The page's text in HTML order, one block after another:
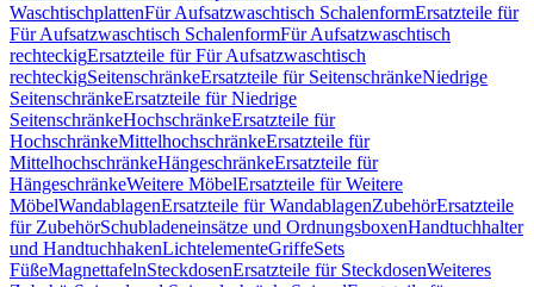
WaschtischplattenFür Aufsatzwaschtisch SchalenformErsatzteile für
Für Aufsatzwaschtisch SchalenformFür Aufsatzwaschtisch
rechteckigErsatzteile für Für Aufsatzwaschtisch
rechteckigSeitenschränkeErsatzteile für SeitenschränkeNiedrige
SeitenschränkeErsatzteile für Niedrige
SeitenschränkeHochschränkeErsatzteile für
HochschränkeMittelhochschränkeErsatzteile für
MittelhochschränkeHängeschränkeErsatzteile für
HängeschränkeWeitere MöbelErsatzteile für Weitere
MöbelWandablagenErsatzteile für WandablagenZubehörErsatzteile
für ZubehörSchubladeneinsätze und OrdnungsboxenHandtuchhalter
und HandtuchhakenLichtelementeGriffeSets
FüßeMagnettafelnSteckdosenErsatzteile für SteckdosenWeiteres